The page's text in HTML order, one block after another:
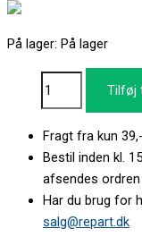
På lager: På lager
Tilføj
Fragt fra kun
Bestil inden kl.
afsendes
Har du brug for
salg@repart.dk